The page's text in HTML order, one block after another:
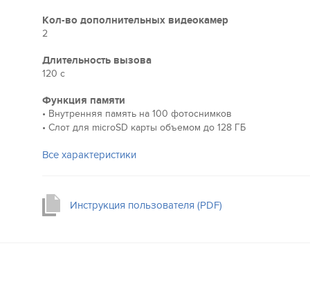
Кол-во дополнительных видеокамер
2
Длительность вызова
120 c
Функция памяти
• Внутренняя память на 100 фотоснимков
• Слот для microSD карты объемом до 128 ГБ
Все характеристики
Инструкция пользователя (PDF)